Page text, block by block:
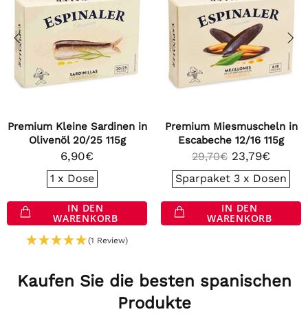
Premium Kleine Sardinen in
Olivenöl 20/25 115g
6,90€
1 x Dose
IN DEN
WARENKORB
(1 Review)
Premium Miesmuscheln in
Escabeche 12/16 115g
29,70€ 23,79€
Sparpaket 3 x Dosen
IN DEN
WARENKORB
Kaufen Sie die besten spanischen
Produkte